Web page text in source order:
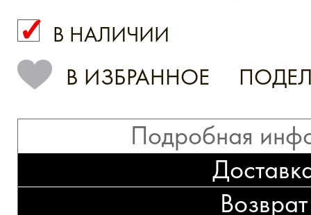
КУПИТЬ В 1 КЛИК
В НАЛИЧИИ
В ИЗБРАННОЕ
Подробная
Возврат